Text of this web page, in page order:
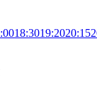
18:3019:2020:15